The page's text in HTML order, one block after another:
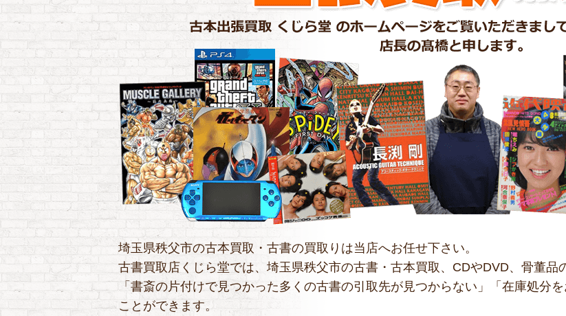
埼玉県秩父市の古本買取・古書の買取りは当店へお任せ下さい。
古書買取店くじら堂では、埼玉県秩父市の古書・古本買取、CDやDVD、骨董品
「書斎の片付けで見つかった多くの古書の引取先が見つからない」「在庫処分
ことができます。